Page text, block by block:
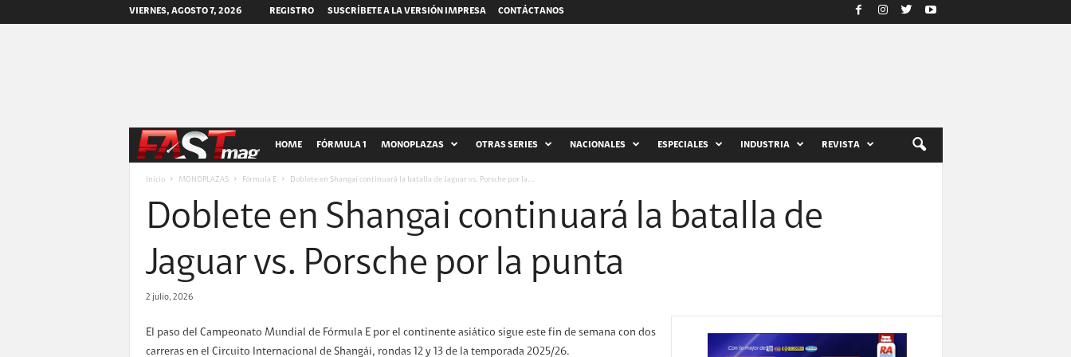
VIERNES, AGOSTO 7, 2026 REGISTRO SUSCRÍBETE A LA VERSIÓN IMPRESA CONTÁCTANOS
A
S
g
HOME FÓRMULA 1 MONOPLAZAS OTRAS SERIES NACIONALES ESPECIALES INDUSTRIA REVISTA
Inicio MONOPLAZAS Fórmula E Doblete en Shangai continuará la batalla de Jaguar vs. Porsche por la...
Doblete en Shangai continuará la batalla de
Jaguar vs. Porsche por la punta
2 julio, 2026
El paso del Campeonato Mundial de Fórmula E por el continente asiático sigue este fin de semana con dos
carreras en el Circuito Internacional de Shangái, rondas 12 y 13 de la temporada 2025/26.